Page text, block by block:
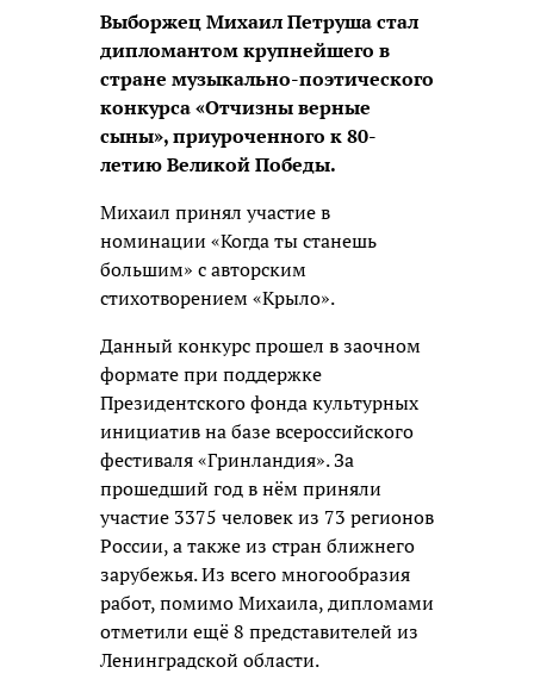
Выборжец Михаил Петруша стал
дипломантом крупнейшего в
стране музыкально-поэтического
конкурса «Отчизны верные
сыны», приуроченного к 80-
летию Великой Победы.
Михаил принял участие в
номинации «Когда ты станешь
большим» с авторским
стихотворением «Крыло».
Данный конкурс прошел в заочном
формате при поддержке
Президентского фонда культурных
инициатив на базе всероссийского
фестиваля «Гринландия». За
прошедший год в нём приняли
участие 3375 человек из 73 регионов
России, а также из стран ближнего
зарубежья. Из всего многообразия
работ, помимо Михаила, дипломами
отметили ещё 8 представителей из
Ленинградской области.